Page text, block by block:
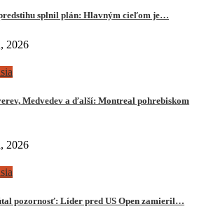
splnil plán: Hlavným cieľom je…
2026
Medvedev a ďalší: Montreal pohrebiskom
2026
pozornosť: Líder pred US Open zamieril…